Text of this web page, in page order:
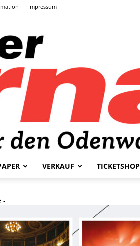
Impressum
VERKAUF TICKETSHOP
-